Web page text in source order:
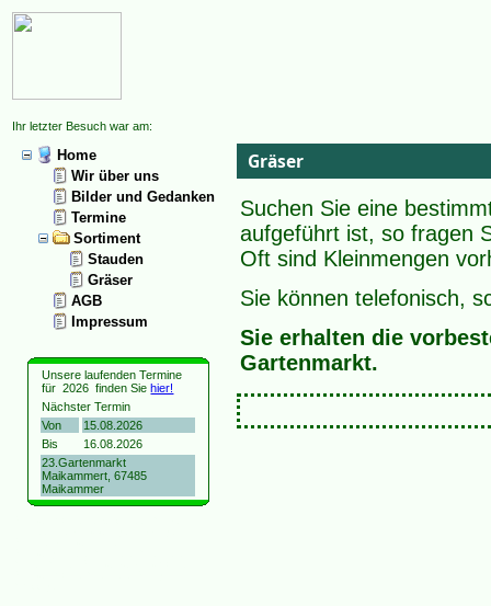
Ihr letzter Besuch war am:
Home
Wir über uns
Bilder und Gedanken
Termine
Sortiment
Stauden
Gräser
AGB
Impressum
Unsere laufenden Termine
für2026 finden Siehier!
Nächster Termin
Von
15.08.2026
Bis
16.08.2026
23.Gartenmarkt
Maikammert, 67485
Maikammer
Gräser
Suchen Sie eine
aufgeführt ist, so fragen
Oft sind Kleinmengen
Sie können telefonisch,
Sie erhalten die
Gartenmarkt.